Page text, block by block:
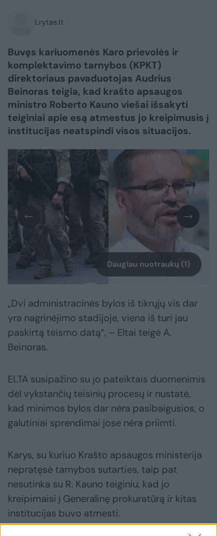
Lrytas.lt
Buvęs kariuomenės Karo prievolės ir
komplektavimo tarnybos (KPKT)
direktoriaus pavaduotojas Audrius
Beinoras teigia, kad krašto apsaugos
ministro Roberto Kauno viešai išsakyti
teiginiai apie esą atmestus jo kreipimusis į
institucijas neatspindi visos situacijos.
Daugiau nuotraukų (1)
„Dvi administracinės bylos iš tikrųjų vis dar
yra nagrinėjimo stadijoje, viena iš turi jau
paskirtą teismo datą“, – Eltai teigė A.
Beinoras.
ELTA susipažino su jo pateiktais duomenimis
dėl vykstančių teisinių procesų ir nustatė,
kad minimos bylos dar nėra pasibaigusios, o
galutiniai sprendimai jose nėra priimti.
Karys, su kuriuo Krašto apsaugos ministerija
nepratęsė tarnybos sutarties, taip pat
nesutinka su R. Kauno teiginiu, kad jo
kreipimaisi į Generalinę prokuratūrą ir kitas
institucijas buvo atmesti.